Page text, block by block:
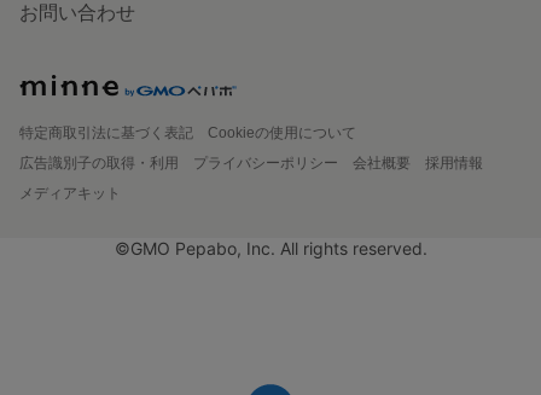
お問い合わせ
特定商取引法に基づく表記
Cookieの使用について
広告識別子の取得・利用
プライバシーポリシー 会社概要
採用情報
メディアキット
©GMO Pepabo, Inc. All rights reserved.